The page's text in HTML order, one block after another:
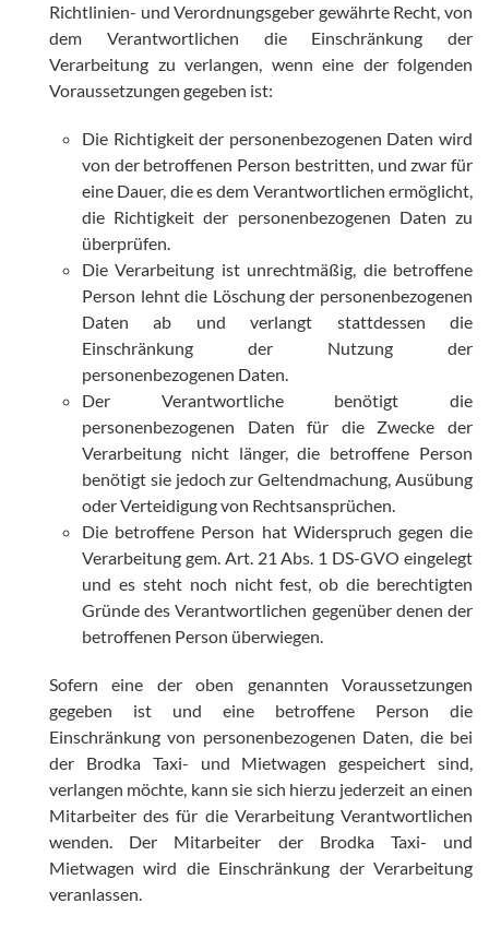
Richtlinien- und Verordnungsgeber gewährte Recht, von
dem Verantwortlichen die Einschränkung der
Verarbeitung zu verlangen, wenn eine der folgenden
Voraussetzungen gegeben ist:
Die Richtigkeit der personenbezogenen Daten wird
von der betroffenen Person bestritten, und zwar für
eine Dauer, die es dem Verantwortlichen ermöglicht,
die Richtigkeit der personenbezogenen Daten zu
überprüfen.
Die Verarbeitung ist unrechtmäßig, die betroffene
Person lehnt die Löschung der personenbezogenen
Daten ab und verlangt stattdessen die
Einschränkung der Nutzung der
personenbezogenen Daten.
Der Verantwortliche benötigt die
personenbezogenen Daten für die Zwecke der
Verarbeitung nicht länger, die betroffene Person
benötigt sie jedoch zur Geltendmachung, Ausübung
oder Verteidigung von Rechtsansprüchen.
Die betroffene Person hat Widerspruch gegen die
Verarbeitung gem. Art. 21 Abs. 1 DS-GVO eingelegt
und es steht noch nicht fest, ob die berechtigten
Gründe des Verantwortlichen gegenüber denen der
betroffenen Person überwiegen.
Sofern eine der oben genannten Voraussetzungen
gegeben ist und eine betroffene Person die
Einschränkung von personenbezogenen Daten, die bei
der Brodka Taxi- und Mietwagen gespeichert sind,
verlangen möchte, kann sie sich hierzu jederzeit an einen
Mitarbeiter des für die Verarbeitung Verantwortlichen
wenden. Der Mitarbeiter der Brodka Taxi- und
Mietwagen wird die Einschränkung der Verarbeitung
veranlassen.